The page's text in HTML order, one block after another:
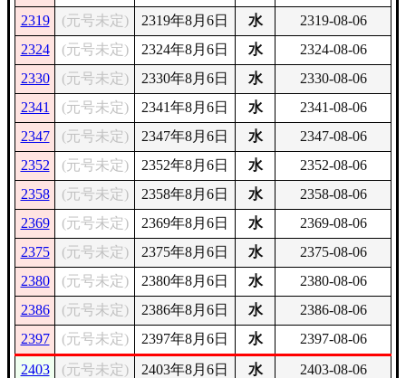
2319
(元号未定) 2319年8月6日 水
2319-08-06
2324
(元号未定) 2324年8月6日 水
2324-08-06
2330
(元号未定) 2330年8月6日 水
2330-08-06
2341
(元号未定) 2341年8月6日 水
2341-08-06
2347
(元号未定) 2347年8月6日 水
2347-08-06
2352
(元号未定) 2352年8月6日 水
2352-08-06
2358
(元号未定) 2358年8月6日 水
2358-08-06
2369
(元号未定) 2369年8月6日 水
2369-08-06
2375
(元号未定) 2375年8月6日 水
2375-08-06
2380
(元号未定) 2380年8月6日 水
2380-08-06
2386
(元号未定) 2386年8月6日 水
2386-08-06
2397
(元号未定) 2397年8月6日 水
2397-08-06
2403
(元号未定) 2403年8月6日 水
2403-08-06